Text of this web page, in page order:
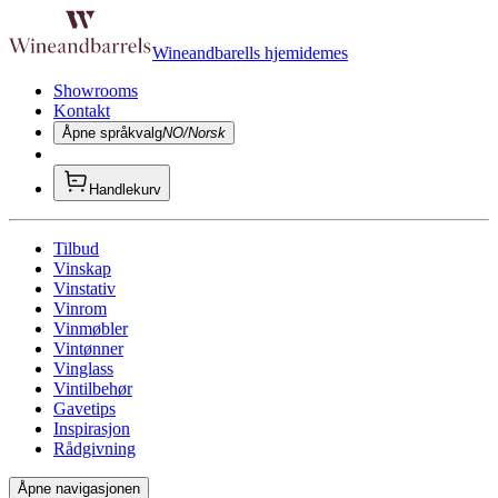
Wineandbarells hjemidemes
Showrooms
Kontakt
Åpne språkvalgNO/Norsk
Handlekurv
Tilbud
Vinskap
Vinstativ
Vinrom
Vinmøbler
Vintønner
Vinglass
Vintilbehør
Gavetips
Inspirasjon
Rådgivning
Åpne navigasjonen